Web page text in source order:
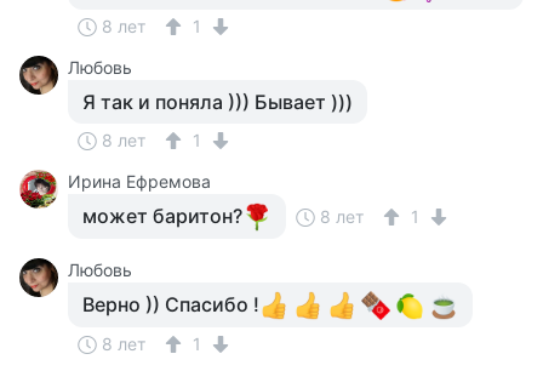
8 лет
1
Любовь
Я так и поняла ))) Бывает )))
8 лет
1
Ирина Ефремова
может баритон? 8 лет 1
Любовь
Верно )) Спасибо !
8 лет
1